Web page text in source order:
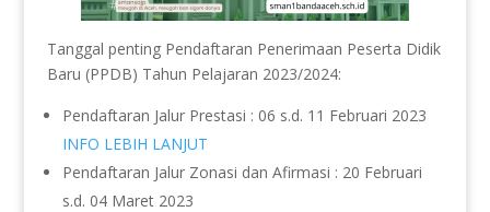
Tanggal penting Pendaftaran Penerimaan Peserta Didik
Baru (PPDB) Tahun Pelajaran 2023/2024:
Pendaftaran Jalur Prestasi : 06 s.d. 11 Februari 2023
INFO LEBIH LANJUT
Pendaftaran Jalur Zonasi dan Afirmasi : 20 Februari
s.d. 04 Maret 2023